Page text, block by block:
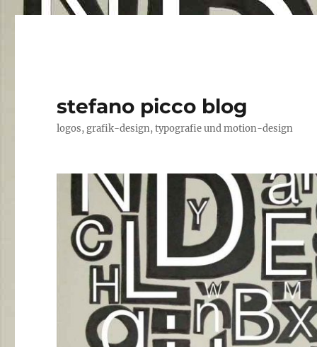
stefano picco blog
logos, grafik-design, typografie und motion-design